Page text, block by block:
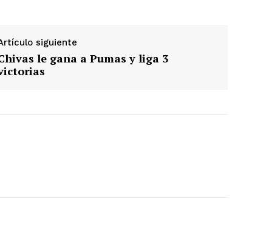
siguiente
le gana a Pumas y liga 3